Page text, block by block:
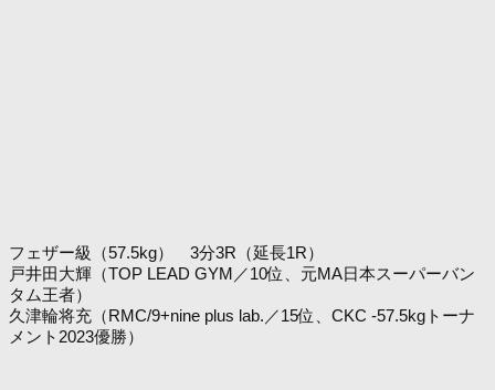
フェザー級（57.5kg） 3分3R（延長1R）
戸井田大輝（TOP LEAD GYM／10位、元MA日本スーパーバン
タム王者）
久津輪将充（RMC/9+nine plus lab.／15位、CKC -57.5kgトーナ
メント2023優勝）